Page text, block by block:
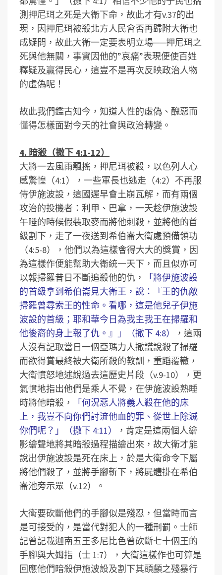
測押尼珥之死是大衛下命，故此才有v.37的出
現，因押尼珥被殺北方人民會否再歸附大衛也
成疑問，故此大衛一定要表明立場──押尼珥之
死與他無關，事實因他的”哀痛”表現便使百姓
釋疑及贏得民心，這豈不是再次反映政治人物
的虛偽呢！
故此我們鑑古知今，知道人性的虛偽、醜惡而
懂得怎樣面對今天的社會與政治轉變。
4. 暗殺（撒下 4:1-12）
大將一去風雨飄搖，押尼珥被殺，以色列人心
感驚惶（4:1），一些軍長也逃走（4:2）不再服
侍伊施波設，這國遲早會土崩瓦解，而有兩個
攻治的投機者：利甲、巴拿，一天趁伊施波設
午睡的時候假裝取麥而將他刺殺，並將他的首
級割下，走了一夜送到希伯崙大衛處預備領功
（4:5-8），他們以為這樣會得大大的獎賞，因
為這樣作便能幫助大衛統一天下，而且似亦可
以報掃羅昔日不斷追殺他的仇，
「將伊施波設
的首級拿到希伯崙見大衛王，說：『王的仇敵
掃羅曾尋索王的性命。看哪，這是他兒子伊施
波設的首級；耶和華今日為我主我王在掃羅和
他後裔的身上報了仇。』」（撒下 4:8）
，這兩
人沒有記取當日一個亞瑪力人撒謊說殺了掃羅
而欲得賞最終被大衛所殺的教訓，重蹈覆轍，
大衛憤怒地述說過去這歷史片段（v.9-10），更
氣憤地指出他們是乘人不覺，在伊施波設熟睡
時將他暗殺，
「何況惡人將義人殺在他的床
上，我豈不向你們討流他血的罪、從世上除滅
你們呢？」（撒下 4:11）
，肯定是這兩個人繪
影繪聲地將其暗殺過程描繪出來，故大衛才能
說出伊施波設是死在床上，於是大衛命令下屬
將他們殺了，並將手腳斬下，將屍體掛在希伯
崙池旁示眾（v.12）。
大衛要砍斷他們的手腳似是殘忍，但當時而言
是可接受的，是當代對犯人的一種刑罰。士師
記曾記載迦南五王多尼比色曾砍斷七十個王的
手腳與大姆指（士 1:7），大衛這樣作也可算是
回應他們暗殺伊施波設及割下其頭顱之殘暴行